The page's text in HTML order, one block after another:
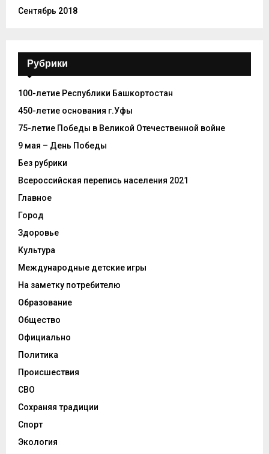
Сентябрь 2018
Рубрики
100-летие Республики Башкортостан
450-летие основания г.Уфы
75-летие Победы в Великой Отечественной войне
9 мая – День Победы
Без рубрики
Всероссийская перепись населения 2021
Главное
Город
Здоровье
Культура
Международные детские игры
На заметку потребителю
Образование
Общество
Официально
Политика
Происшествия
СВО
Сохраняя традиции
Спорт
Экология